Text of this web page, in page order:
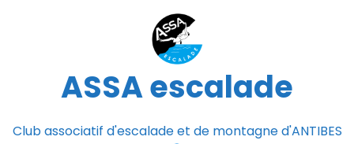
ASSA escalade
Club associatif d'escalade et de montagne d'ANTIBES